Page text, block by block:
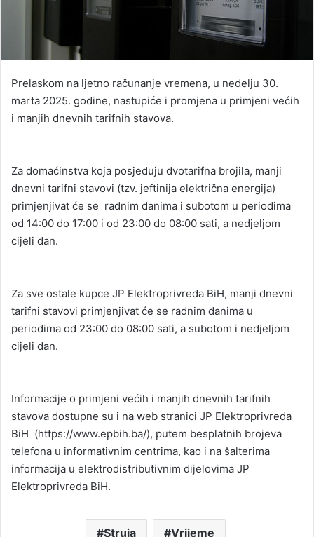
Prelaskom na ljetno računanje vremena, u nedelju 30.
marta 2025. godine, nastupiće i promjena u primjeni većih
i manjih dnevnih tarifnih stavova.
Za domaćinstva koja posjeduju dvotarifna brojila, manji
dnevni tarifni stavovi (tzv. jeftinija električna energija)
primjenjivat će se radnim danima i subotom u periodima
od 14:00 do 17:00 i od 23:00 do 08:00 sati, a nedjeljom
cijeli dan.
Za sve ostale kupce JP Elektroprivreda BiH, manji dnevni
tarifni stavovi primjenjivat će se radnim danima u
periodima od 23:00 do 08:00 sati, a subotom i nedjeljom
cijeli dan.
Informacije o primjeni većih i manjih dnevnih tarifnih
stavova dostupne su i na web stranici JP Elektroprivreda
BiH (https://www.epbih.ba/), putem besplatnih brojeva
telefona u informativnim centrima, kao i na šalterima
informacija u elektrodistributivnim dijelovima JP
Elektroprivreda BiH.
Struja Vrijeme